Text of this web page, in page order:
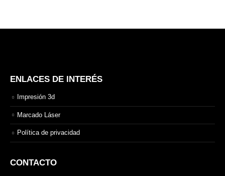
ENLACES DE INTERÉS
Impresión 3d
Marcado Láser
Política de privacidad
CONTACTO